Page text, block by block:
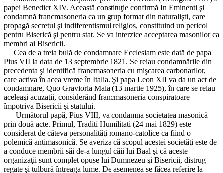
papei Benedict XIV. Această constituţie confirmă In Eminenti şi
condamnă francmasoneria ca un grup format din naturalişti, care
propagă secretul şi indiferentismul religios, constituind un pericol
pentru Biserică şi pentru stat. Se va interzice acceptarea masonilor ca
membri ai Bisericii.
Cea de a treia bulă de condamnare Ecclesiam este dată de papa
Pius VII la data de 13 septembrie 1821. Se reiau condamnările din
precedenta şi identifică francmasoneria cu mişcarea carbonarilor,
care activa în acea vreme în Italia. Şi papa Leon XII va da un act de
condamnare, Quo Gravioria Mala (13 martie 1925), în care se reiau
aceleaşi acuzaţii, considerând francmasoneria conspiratoare
împotriva Bisericii şi statului.
Următorul papă, Pius VIII, va condamna societatea masonică
prin două acte. Primul, Traditi Humilitati (24 mai 1829) este
considerat de câteva personalităţi romano-catolice ca fiind o
polemică antimasonică. Se averiza că scopul acestei societăţi este de
a conduce membrii săi de-a lungul căii lui Baal şi că aceste
organizaţii sunt complet opuse lui Dumnezeu şi Bisericii, distrug
regate şi tulbură întreaga lume. De asemenea se făcea referire la